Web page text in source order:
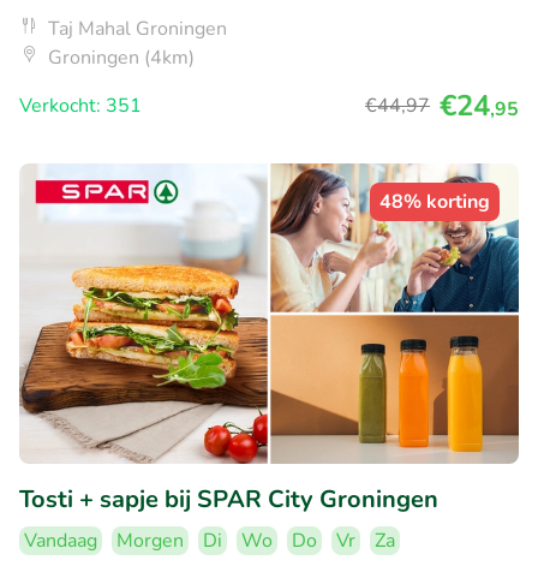
Taj Mahal Groningen
Groningen (4km)
Verkocht: 351
€44,97 €24,95
48% korting
Tosti + sapje bij SPAR City Groningen
Vandaag Morgen Di Wo Do Vr
Za